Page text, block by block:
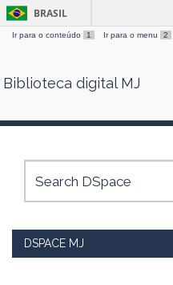
Skip
BRASIL
Ir para o conteúdo 1 Ir para o menu 2
Biblioteca digital MJ
DSPACE MJ